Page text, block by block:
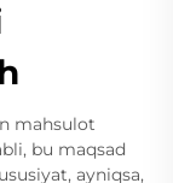
mahsulot
bu maqsad
ayniqsa,